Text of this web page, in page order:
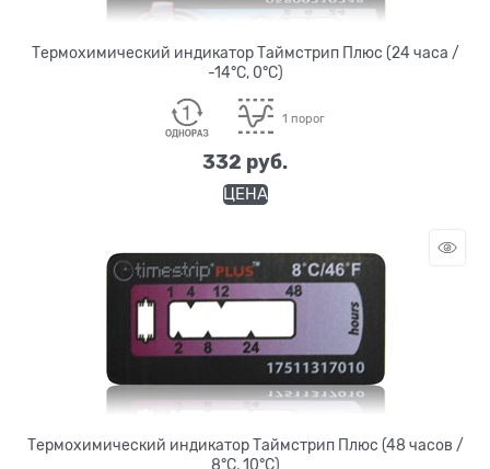
Термохимический индикатор Таймстрип Плюс (24 часа /
-14°C, 0°C)
1 порог
332 руб.
ЦЕНА
Термохимический индикатор Таймстрип Плюс (48 часов /
8°C, 10°C)